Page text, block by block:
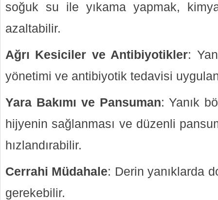
soğuk su ile yıkama yapmak,
azaltabilir.
Ağrı Kesiciler ve Antibiyotikler:
yönetimi ve antibiyotik tedavisi
Yara Bakımı ve Pansuman: Yanık
hijyenin sağlanması ve düzenli
hızlandırabilir.
Cerrahi Müdahale: Derin yanıklarda
gerekebilir.